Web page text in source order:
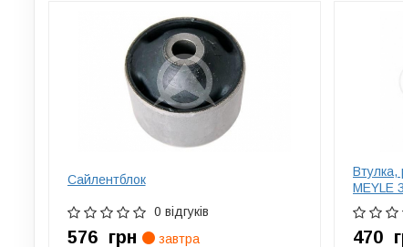
Сайлентблок
0 відгуків
576 грн
завтра
Втулка,
MEYLE
470